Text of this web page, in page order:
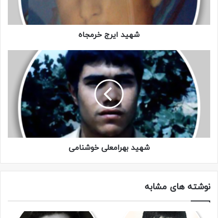
عجیب بود که پس از قطع پایش، چنان روحیه ای داشت که همه
تحت تأیثر قرار گرفته بودند و روحیه و ایثار او را تحسین می
به نماز اول وقت، بسیار مقید بود و اخلاق اسلامی را نیز رعایت می
نمود. در تربیت اسلامی و آموزش قرآن برای فرزندش بسیار تاکید
داشت.
سرانجام با اینکه یک پای ایشان مصنوعی بود در تاریخ ۷ خرداد
۱۳۶۵ به جبهه اعزام شد و پس از ۸ ماه خدمت، در عملیات کربلای
۵ به آرزوی دیرینۀ خود که وصال معشوق بود رسید و شربت
گوارای شهادت را نوشید.
وصیتنامه
بسم الله الرحمن الرحیم
شهید ایرج خرمجاه
شهید بهرامعلی خوشنامی
نوشته های مشابه